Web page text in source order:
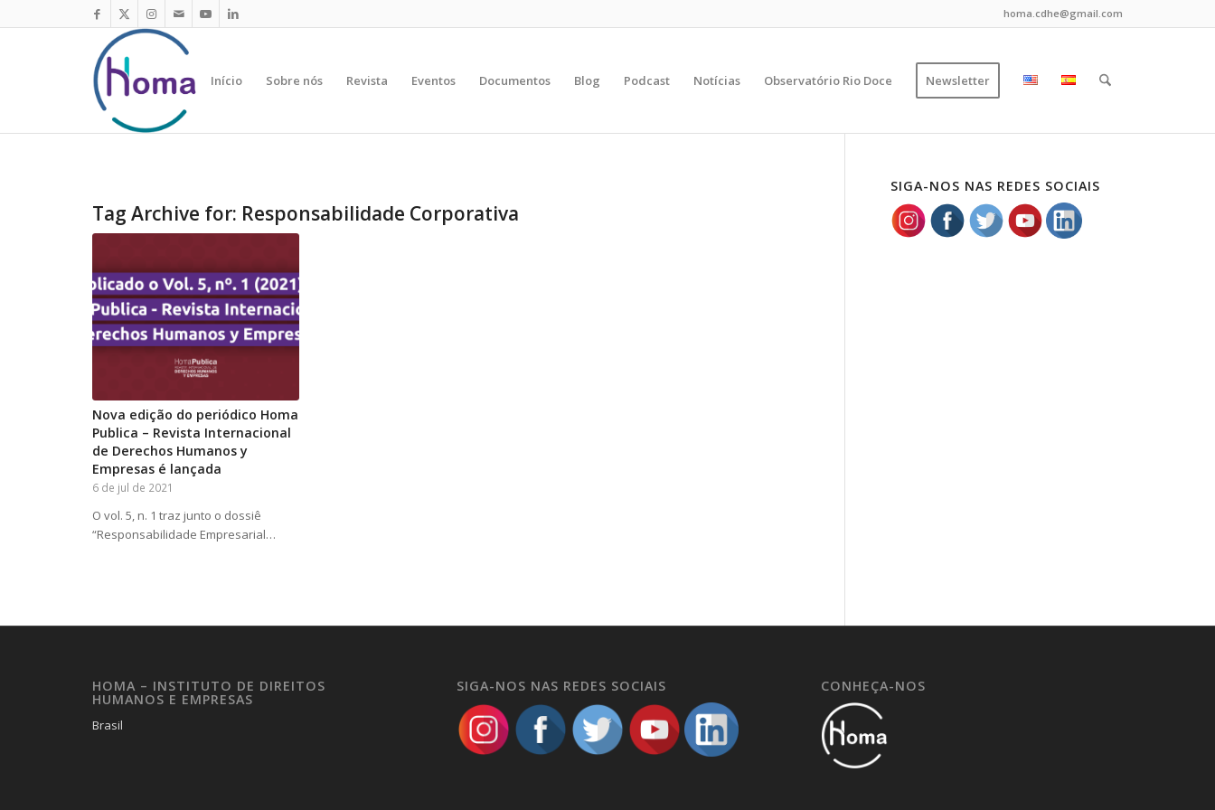
homa.cdhe@gmail.com
Início Sobre nós Revista Eventos Documentos Blog Podcast Notícias Observatório Rio Doce Newsletter
Tag Archive for: Responsabilidade Corporativa
Nova edição do periódico Homa
Publica – Revista Internacional
de Derechos Humanos y
Empresas é lançada
6 de jul de 2021
O vol. 5, n. 1 traz junto o dossiê
“Responsabilidade Empresarial…
SIGA-NOS NAS REDES SOCIAIS
HOMA – INSTITUTO DE DIREITOS
HUMANOS E EMPRESAS
Brasil
SIGA-NOS NAS REDES SOCIAIS CONHEÇA-NOS